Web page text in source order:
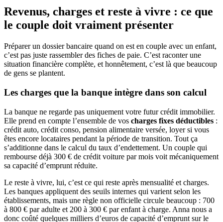
Revenus, charges et reste à vivre : ce que
le couple doit vraiment présenter
Préparer un dossier bancaire quand on est en couple avec un enfant,
c’est pas juste rassembler des fiches de paie. C’est raconter une
situation financière complète, et honnêtement, c’est là que beaucoup
de gens se plantent.
Les charges que la banque intègre dans son calcul
La banque ne regarde pas uniquement votre futur crédit immobilier.
Elle prend en compte l’ensemble de vos charges fixes déductibles :
crédit auto, crédit conso, pension alimentaire versée, loyer si vous
êtes encore locataires pendant la période de transition. Tout ça
s’additionne dans le calcul du taux d’endettement. Un couple qui
rembourse déjà 300 € de crédit voiture par mois voit mécaniquement
sa capacité d’emprunt réduite.
Le reste à vivre, lui, c’est ce qui reste après mensualité et charges.
Les banques appliquent des seuils internes qui varient selon les
établissements, mais une règle non officielle circule beaucoup : 700
à 800 € par adulte et 200 à 300 € par enfant à charge. Anna nous a
donc coûté quelques milliers d’euros de capacité d’emprunt sur le